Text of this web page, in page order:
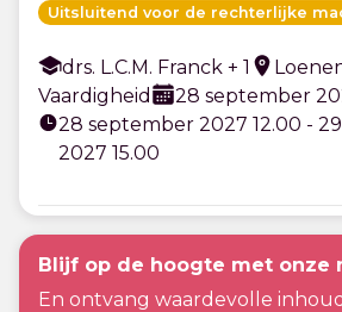
Uitsluitend voor de rechterlijke
drs. L.C.M. Franck + 1
Vaardigheid
28 september
28 september 2027 12.00 -
2027 15.00
Blijf op de hoogte met onze
En ontvang waardevolle